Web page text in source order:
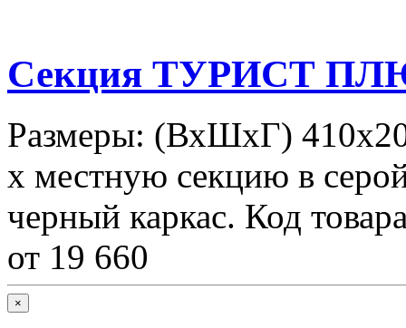
Секция ТУРИСТ
Размеры: (ВхШхГ)
х местную секцию в
черный каркас. Код
от 19 660
×